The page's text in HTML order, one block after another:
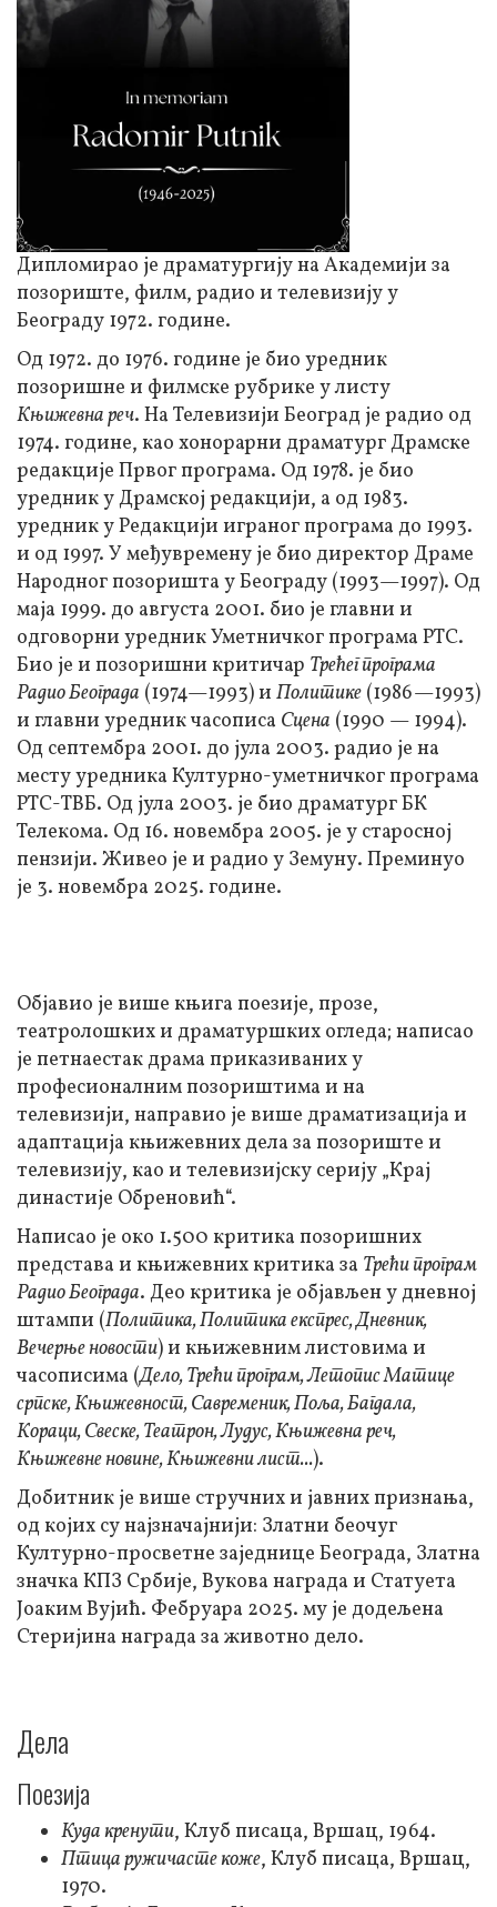
Дипломирао је драматургију на Академији за
позориште, филм, радио и телевизију у
Београду 1972. године.
Од 1972. до 1976. године је био уредник
позоришне и филмске рубрике у листу
Књижевна реч. На Телевизији Београд је радио од
1974. године, као хонорарни драматург Драмске
редакције Првог програма. Од 1978. је био
уредник у Драмској редакцији, а од 1983.
уредник у Редакцији играног програма до 1993.
и од 1997. У међувремену је био директор Драме
Народног позоришта у Београду (1993—1997). Од
маја 1999. до августа 2001. био је главни и
одговорни уредник Уметничког програма РТС.
Био је и позоришни критичар Трећег програма
Радио Београда (1974—1993) и Политике (1986—1993)
и главни уредник часописа Сцена (1990 — 1994).
Од септембра 2001. до јула 2003. радио је на
месту уредника Културно-уметничког програма
РТС-ТВБ. Од јула 2003. је био драматург БК
Телекома. Од 16. новембра 2005. је у старосној
пензији. Живео је и радио у Земуну. Преминуо
је 3. новембра 2025. године.
Објавио је више књига поезије, прозе,
театролошких и драматуршких огледа; написао
је петнаестак драма приказиваних у
професионалним позориштима и на
телевизији, направио је више драматизација и
адаптација књижевних дела за позориште и
телевизију, као и телевизијску серију „Крај
династије Обреновић“.
Написао је око 1.500 критика позоришних
представа и књижевних критика за Трећи програм
Радио Београда. Део критика је објављен у дневној
штампи (Политика, Политика експрес, Дневник,
Вечерње новости) и књижевним листовима и
часописима (Дело, Трећи програм, Летопис Матице
српске, Књижевност, Савременик, Поља, Багдала,
Кораци, Свеске, Театрон, Лудус, Књижевна реч,
Књижевне новине, Књижевни лист...).
Добитник је више стручних и јавних признања,
од којих су најзначајнији: Златни беочуг
Културно-просветне заједнице Београда, Златна
значка КПЗ Србије, Вукова награда и Статуета
Јоаким Вујић. Фебруара 2025. му је додељена
Стеријина награда за животно дело.
Дела
Поезија
Куда кренути, Клуб писаца, Вршац, 1964.
Птица ружичасте коже, Клуб писаца, Вршац,
1970.